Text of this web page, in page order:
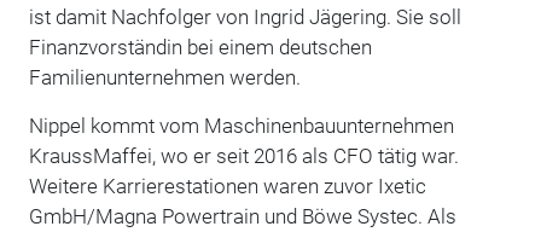
ist damit Nachfolger von Ingrid Jägering. Sie soll
Finanzvorständin bei einem deutschen
Familienunternehmen werden.
Nippel kommt vom Maschinenbauunternehmen
KraussMaffei, wo er seit 2016 als CFO tätig war.
Weitere Karrierestationen waren zuvor Ixetic
GmbH/Magna Powertrain und Böwe Systec. Als